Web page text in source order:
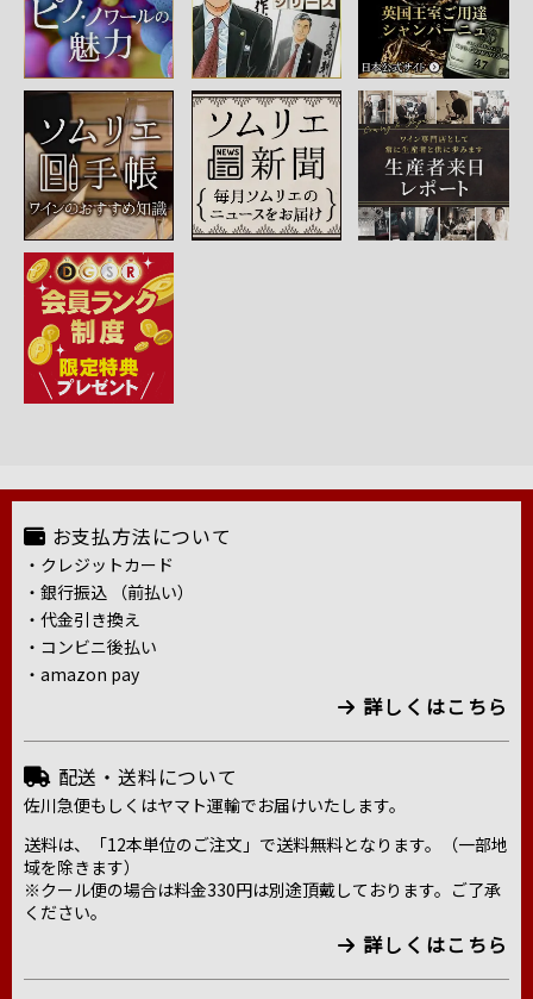
お支払方法について
・クレジットカード
・銀行振込 （前払い）
・代金引き換え
・コンビニ後払い
・amazon pay
詳しくはこちら
配送・送料について
佐川急便もしくはヤマト運輸でお届けいたします。
送料は、「12本単位のご注文」で送料無料となります。（一部地
域を除きます）
※クール便の場合は料金330円は別途頂戴しております。ご了承
ください。
詳しくはこちら